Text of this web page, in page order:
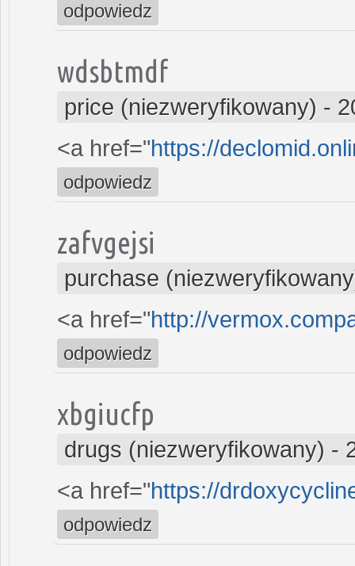
odpowiedz
wdsbtmdf
price (niezweryfikowany) -
<a href="https://
odpowiedz
zafvgejsi
purchase
<a href="http://
odpowiedz
xbgiucfp
drugs (niezweryfikowany) -
<a href="https://
odpowiedz